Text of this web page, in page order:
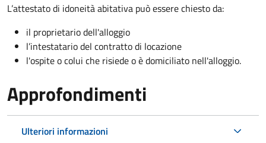
L’attestato di idoneità abitativa può essere chiesto da:
il proprietario dell'alloggio
l’intestatario del contratto di locazione
l'ospite o colui che risiede o è domiciliato nell'alloggio.
Approfondimenti
Ulteriori informazioni